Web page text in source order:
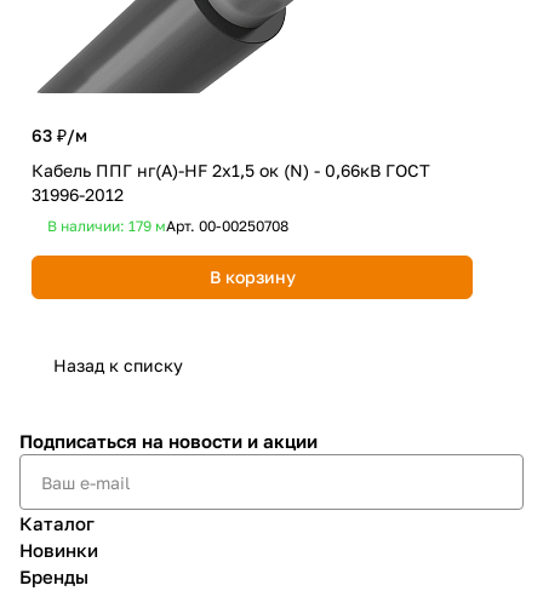
63 ₽/м
Кабель ППГ нг(А)-HF 2х1,5 ок (N) - 0,66кВ ГОСТ
31996-2012
В наличии: 179 мАрт. 00-00250708
В корзину
Назад к списку
Подписаться на новости и акции
Каталог
Новинки
Бренды